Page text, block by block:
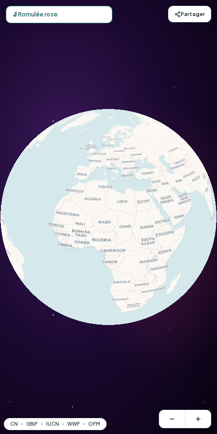
Carte d'observation du Romulée rose (Romulea rosea) -
🔬Romulée rose Partager
CN GBIF IUCN WWF OFM